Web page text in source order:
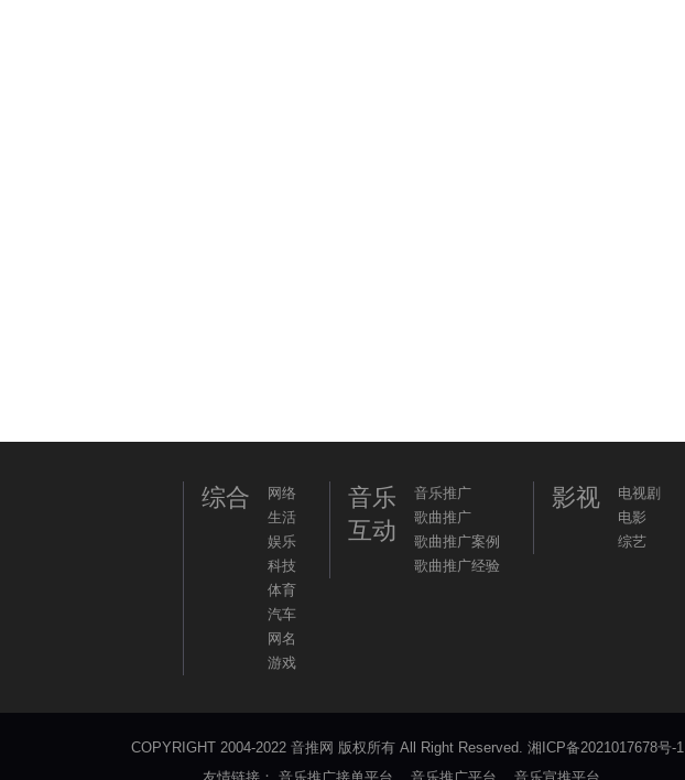
影视
电视剧
电影
综艺
音乐
互动
音乐推广
歌曲推广
歌曲推广案例
歌曲推广经验
综合
网络
生活
娱乐
科技
体育
汽车
网名
游戏
COPYRIGHT 2004-2022 音推网 版权所有 All Right Reserved. 湘ICP备2021017678号-1